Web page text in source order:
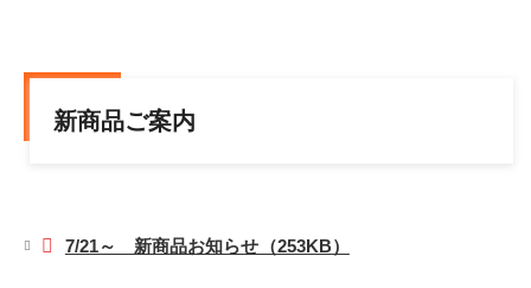
新商品ご案内
7/21～ 新商品お知らせ（253KB）